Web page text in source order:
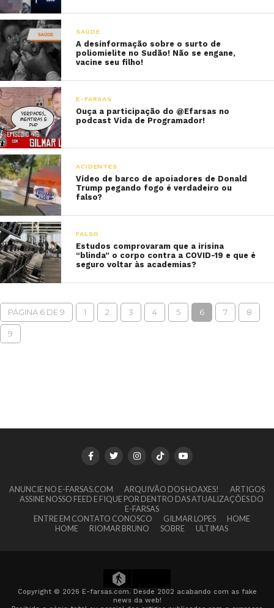
SAÚDE
A desinformação sobre o surto de
poliomielite no Sudão! Não se engane,
vacine seu filho!
E-FARSAS
Ouça a participação do @Efarsas no
podcast Vida de Programador!
ACIDENTES
Vídeo de barco de apoiadores de Donald
Trump pegando fogo é verdadeiro ou
falso?
FALSO
Estudos comprovaram que a irisina
“blinda” o corpo contra a COVID-19 e que é
seguro voltar às academias?
PÁGINA 6 DE 9 1 2 3 4 5 6 7 8
9
ANUNCIE NO E-FARSAS.COM ARQUIVÃO DOS HOAXES!
ARTIGOS
ASSINE NOSSO FEED E FIQUE POR DENTRO DAS ATUALIZAÇÕES DO
E-FARSAS
ENTRE EM CONTATO CONOSCO
GILMAR LOPES
HOME
HOME
RIOMAR BRUNO SOBRE ULTIMAS
Copyright © 2026 E-farsas.com. Desde 2002 acabando com as fake
news da web!